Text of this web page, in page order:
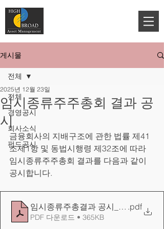
게시물
전체
경영공시
회사소식
펀드공시
전체
임시종류주주총회 결과 공
시
2025년 12월 23일
금융회사의 지배구조에 관한 법률 제41
조제1항 및 동법시행령 제32조에 따라
임시종류주주총회 결과를 다음과 같이
공시합니다.
임시종류주총결과 공시_20251219
.pdf
PDF 다운로드 • 365KB